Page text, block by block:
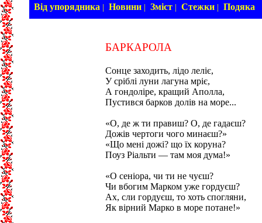
Від упорядника | Новини | Зміст | Стежки | Подяка
БАРКАРОЛА
Сонце заходить, лідо леліє,
У сріблі луни лагуна мріє,
А гондоліре, кращий Аполла,
Пустився барков долів на море...
«О, де ж ти правиш? О, де гадаєш?
Дожів чертоги чого минаєш?»
«Що мені дожі? що їх коруна?
Поуз Ріальти — там моя дума!»
«О сеніора, чи ти не чуєш?
Чи вбогим Марком уже гордуєш?
Ах, сли гордуєш, то хоть спогляни,
Як вірний Марко в море потане!»